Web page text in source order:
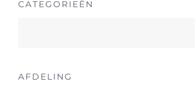
CATEGORIEËN
AFDELING